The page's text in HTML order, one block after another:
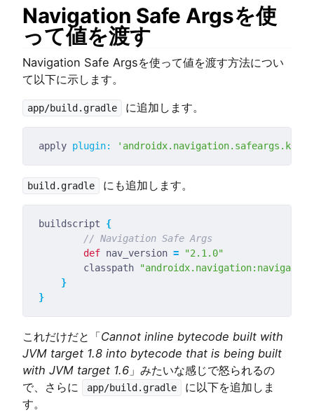
Navigation Safe Argsを使
って値を渡す
Navigation Safe Argsを使って値を渡す方法につい
て以下に示します。
app/build.gradle に追加します。
apply plugin:
build.gradle にも追加します。
buildscript {
def nav_version =
"2.1.0"
        classpath
}
}
これだけだと「Cannot inline bytecode built with
JVM target 1.8 into bytecode that is being built
with JVM target 1.6 」みたいな感じで怒られるの
で、さらに
app/build.gradle
に以下を追加しま
す。